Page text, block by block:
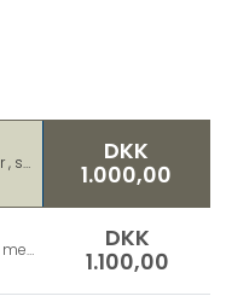
Vi har 24 standard værelser , som alle har egen terrasse, tv, gratis wifi og parkering. Alle værelserne er hyggeligt indrettet . Vi har 3 værelser hvor der må medbringes hund. Dette bookes i tillæg. Vær opmærksom på at disse kan være udsolgt.
DKK
1.000,00
2 af værelserne er indrettet med lidt romantik. Værelset har desuden et sofa arrangement, hvor man kan hygge.
DKK
1.100,00